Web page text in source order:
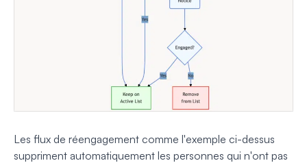
Les flux de réengagement comme l'exemple ci-dessus
suppriment automatiquement les personnes qui n'ont pas